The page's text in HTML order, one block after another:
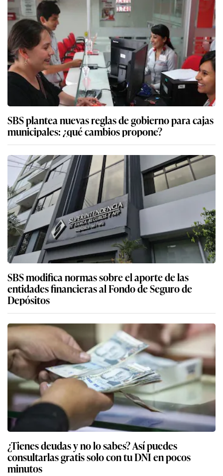
SBS plantea nuevas reglas de gobierno para cajas
municipales: ¿qué cambios propone?
SBS modifica normas sobre el aporte de las
entidades financieras al Fondo de Seguro de
Depósitos
¿Tienes deudas y no lo sabes? Así puedes
consultarlas gratis solo con tu DNI en pocos
minutos